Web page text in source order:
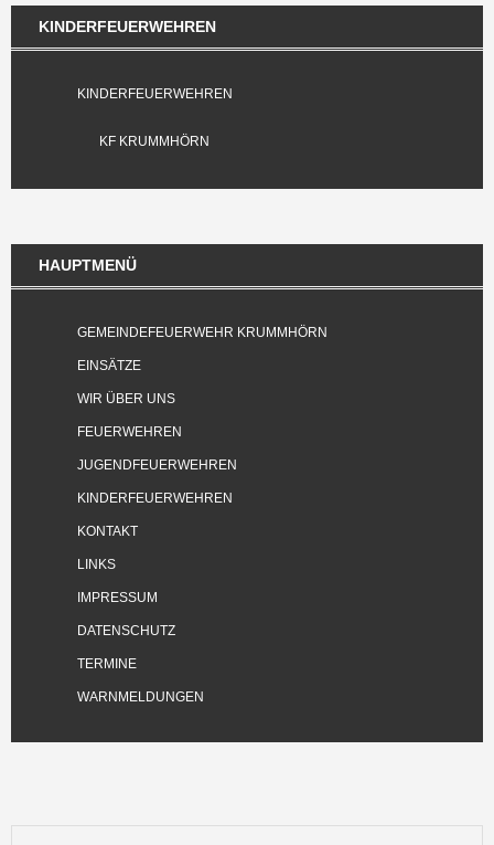
KINDERFEUERWEHREN
KINDERFEUERWEHREN
KF KRUMMHÖRN
HAUPTMENÜ
GEMEINDEFEUERWEHR KRUMMHÖRN
EINSÄTZE
WIR ÜBER UNS
FEUERWEHREN
JUGENDFEUERWEHREN
KINDERFEUERWEHREN
KONTAKT
LINKS
IMPRESSUM
DATENSCHUTZ
TERMINE
WARNMELDUNGEN